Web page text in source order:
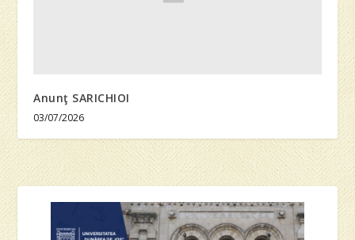
Anunţ SARICHIOI
03/07/2026